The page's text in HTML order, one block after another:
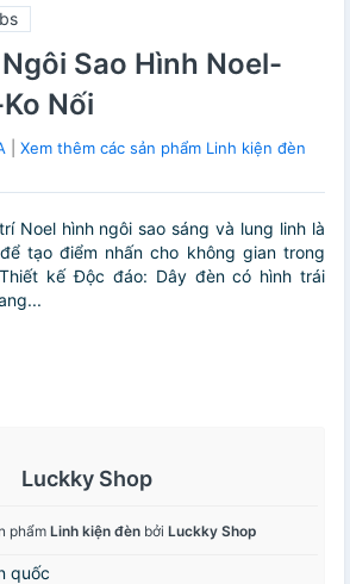
Sao Hình Noel-
Nối
Xem thêm các sản phẩm Linh kiện đèn
Noel hình ngôi sao sáng và lung linh là
tạo điểm nhấn cho không gian trong
kế Độc đáo: Dây đèn có hình trái
Luckky Shop
phẩmLinh kiện đèn bởi Luckky Shop
quốc